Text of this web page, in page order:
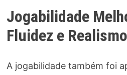
Jogabilidade
Fluidez e Realismo
A jogabilidade também foi